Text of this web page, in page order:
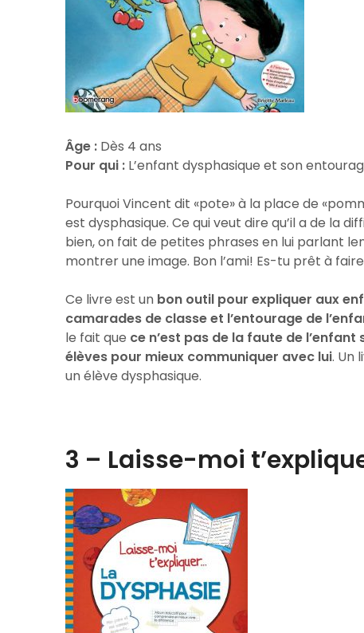
Âge : Dès 4 ans
Pour qui : L’enfant dysphasique et son
Pourquoi Vincent dit «pote» à la place de
est dysphasique. Ce qui veut dire qu’il a de la
bien, on fait de petites phrases en lui parlant
montrer une image. Bon l’ami! Es-tu prêt à
Ce livre est un bon outil pour expliquer aux
camarades de classe et l’entourage de
le fait que ce n’est pas de la faute de l’enfant
élèves pour mieux communiquer avec lui. Un
un élève dysphasique.
3 – Laisse-moi